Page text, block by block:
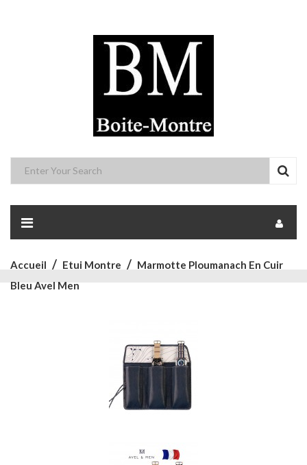
Accueil Etui Montre
Marmotte Ploumanach En Cuir
Bleu Avel Men